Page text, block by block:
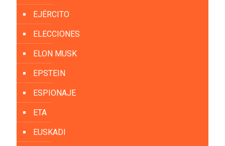
EJÉRCITO
ELECCIONES
ELON MUSK
EPSTEIN
ESPIONAJE
ETA
EUSKADI